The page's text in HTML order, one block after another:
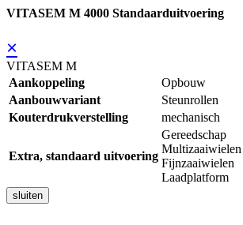
VITASEM M 4000 Standaarduitvoering
×
VITASEM M
Aankoppeling
Opbouw
Aanbouwvariant
Steunrollen
Kouterdrukverstelling
mechanisch
Extra, standaard uitvoering
Gereedschap
Multizaaiwielen
Fijnzaaiwielen
Laadplatform
sluiten